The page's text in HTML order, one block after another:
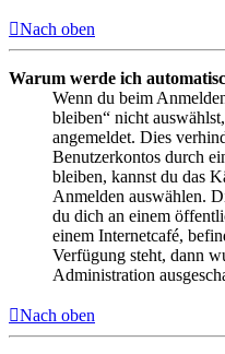
Nach oben
Warum werde ich
Wenn du beim
bleiben“ nicht
angemeldet. Dies
Benutzerkontos durch
bleiben, kannst du das
Anmelden auswählen.
du dich an einem
einem Internetcafé,
Verfügung steht, dann
Administration
Nach oben